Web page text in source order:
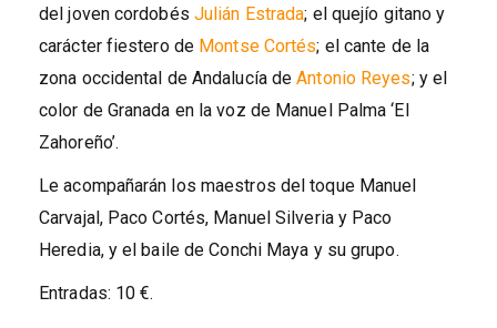
del joven cordobés Julián Estrada; el quejío gitano y
carácter fiestero de Montse Cortés; el cante de la
zona occidental de Andalucía deAntonio Reyes; y el
color de Granada en la voz de Manuel Palma ‘El
Zahoreño’.
Le acompañarán los maestros del toque Manuel
Carvajal, Paco Cortés, Manuel Silveria y Paco
Heredia, y el baile de Conchi Maya y su grupo.
Entradas: 10 €.